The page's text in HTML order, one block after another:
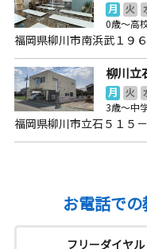
月 火
0歳～高
福岡県柳川市南浜武１９６
柳川立
月 火
3歳～中
福岡県柳川市立石５１５－
お電話で
フリーダイヤル